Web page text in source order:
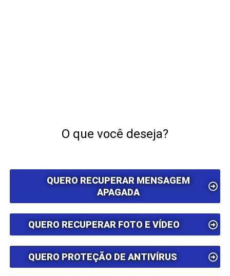
O que você deseja?
QUERO RECUPERAR MENSAGEM
APAGADA
QUERO RECUPERAR FOTO E VÍDEO
QUERO PROTEÇÃO DE ANTIVÍRUS